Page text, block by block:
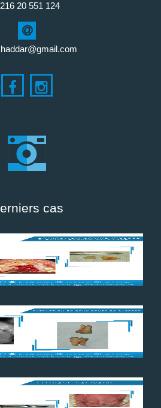
20 551 124
cas